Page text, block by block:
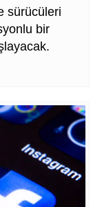
sürücüleri
bir